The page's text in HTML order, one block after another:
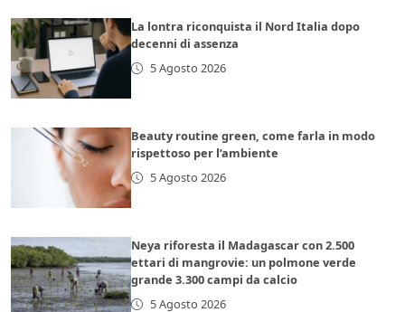
La lontra riconquista il Nord Italia dopo
decenni di assenza
5 Agosto 2026
Beauty routine green, come farla in modo
rispettoso per l’ambiente
5 Agosto 2026
Neya riforesta il Madagascar con 2.500
ettari di mangrovie: un polmone verde
grande 3.300 campi da calcio
5 Agosto 2026